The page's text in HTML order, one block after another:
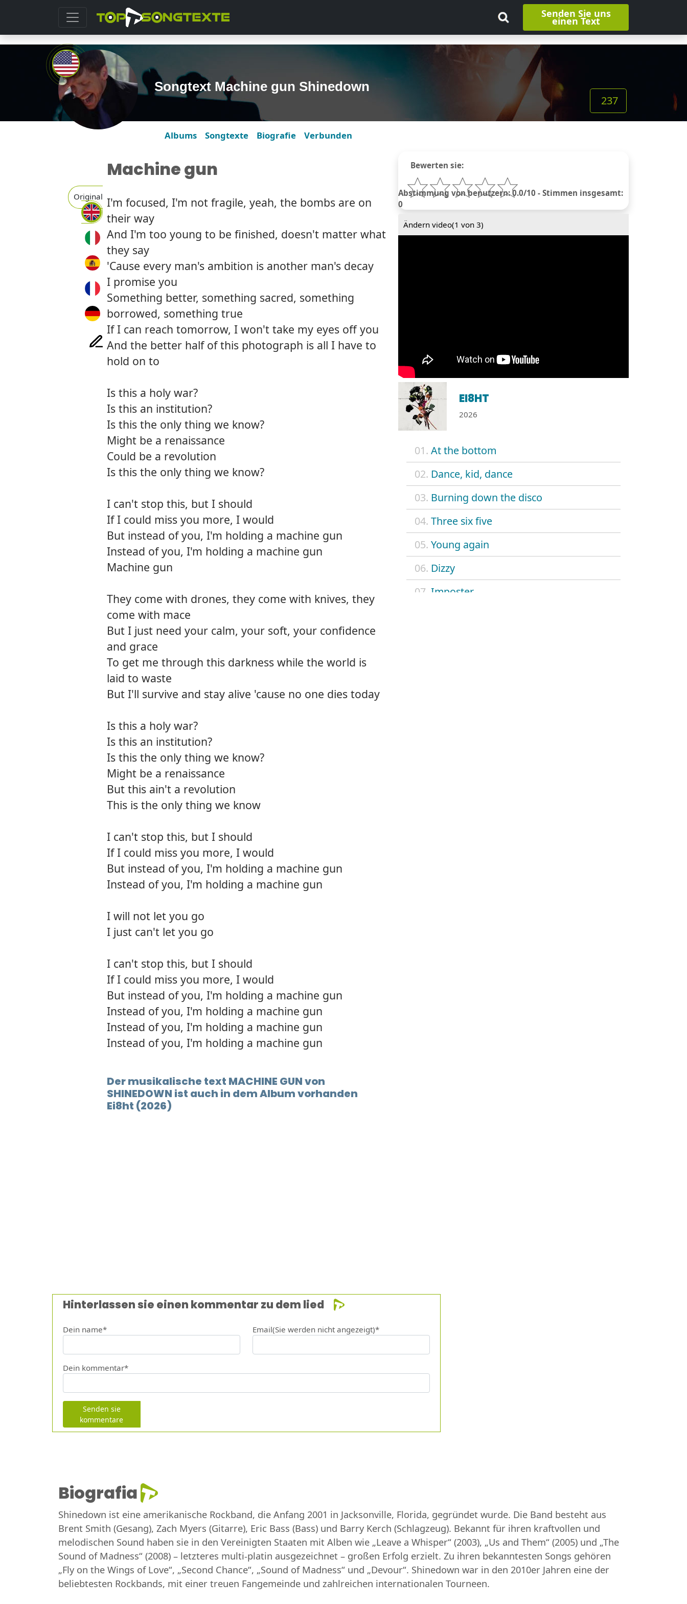
Senden Sie uns
einen Text
Songtext Machine gun Shinedown
237
Albums Songtexte Biografie Verbunden
Original
Bewerten sie:
Abstimmung von benutzern: 0.0/10 - Stimmen insgesamt:
0
Ändern video(1 von 3)
EI8HT
2026
01. At the bottom
02. Dance, kid, dance
03. Burning down the disco
04. Three six five
05. Young again
06. Dizzy
07. Imposter
Machine gun
I'm focused, I'm not fragile, yeah, the bombs are on
their way
And I'm too young to be finished, doesn't matter what
they say
'Cause every man's ambition is another man's decay
I promise you
Something better, something sacred, something
borrowed, something true
If I can reach tomorrow, I won't take my eyes off you
And the better half of this photograph is all I have to
hold on to
Is this a holy war?
Is this an institution?
Is this the only thing we know?
Might be a renaissance
Could be a revolution
Is this the only thing we know?
I can't stop this, but I should
If I could miss you more, I would
But instead of you, I'm holding a machine gun
Instead of you, I'm holding a machine gun
Machine gun
They come with drones, they come with knives, they
come with mace
But I just need your calm, your soft, your confidence
and grace
To get me through this darkness while the world is
laid to waste
But I'll survive and stay alive 'cause no one dies today
Is this a holy war?
Is this an institution?
Is this the only thing we know?
Might be a renaissance
But this ain't a revolution
This is the only thing we know
I can't stop this, but I should
If I could miss you more, I would
But instead of you, I'm holding a machine gun
Instead of you, I'm holding a machine gun
I will not let you go
I just can't let you go
I can't stop this, but I should
If I could miss you more, I would
But instead of you, I'm holding a machine gun
Instead of you, I'm holding a machine gun
Instead of you, I'm holding a machine gun
Instead of you, I'm holding a machine gun
Der musikalische text MACHINE GUN von
SHINEDOWN ist auch in dem Album vorhanden
Ei8ht (2026)
Hinterlassen sie einen kommentar zu dem lied
Dein name* Email(Sie werden nicht angezeigt)*
Dein kommentar*
Senden sie
kommentare
Biografia
Shinedown ist eine amerikanische Rockband, die Anfang 2001 in Jacksonville, Florida, gegründet wurde. Die Band besteht aus
Brent Smith (Gesang), Zach Myers (Gitarre), Eric Bass (Bass) und Barry Kerch (Schlagzeug). Bekannt für ihren kraftvollen und
melodischen Sound haben sie in den Vereinigten Staaten mit Alben wie „Leave a Whisper“ (2003), „Us and Them“ (2005) und „The
Sound of Madness“ (2008) – letzteres multi-platin ausgezeichnet – großen Erfolg erzielt. Zu ihren bekanntesten Songs gehören
„Fly on the Wings of Love“, „Second Chance“, „Sound of Madness“ und „Devour“. Shinedown war in den 2010er Jahren eine der
beliebtesten Rockbands, mit einer treuen Fangemeinde und zahlreichen internationalen Tourneen.